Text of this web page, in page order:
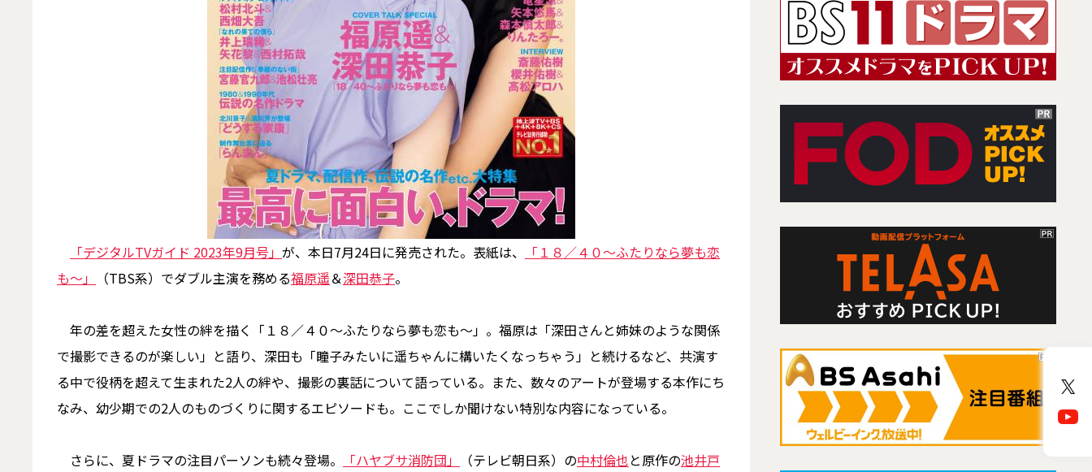
「デジタルTVガイド 2023年9月号」 が、本日7月24日に発売された。表紙は、
「１８／４０～ふたりなら夢も恋
も～」
（TBS系）でダブル主演を務める福原遥＆深田恭子。
年の差を超えた女性の絆を描く「１８／４０～ふたりなら夢も恋も～」。福原は「深田さんと姉妹のような関係
で撮影できるのが楽しい」と語り、深田も「瞳子みたいに遥ちゃんに構いたくなっちゃう」と続けるなど、共演す
る中で役柄を超えて生まれた2人の絆や、撮影の裏話について語っている。また、数々のアートが登場する本作にち
なみ、幼少期での2人のものづくりに関するエピソードも。ここでしか聞けない特別な内容になっている。
さらに、夏ドラマの注目パーソンも続々登場。 「ハヤブサ消防団」 （テレビ朝日系）の中村倫也と原作の池井戸